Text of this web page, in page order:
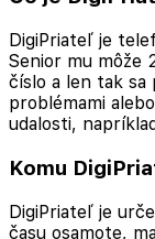
DigiPriateľ je
Senior mu môže
číslo a len tak sa
problémami
udalosti,
Komu
DigiPriateľ je
času osamote,